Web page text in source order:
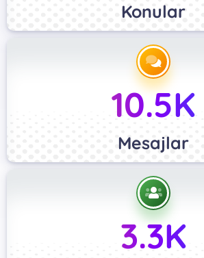
Konular
10.5K
Mesajlar
3.3K